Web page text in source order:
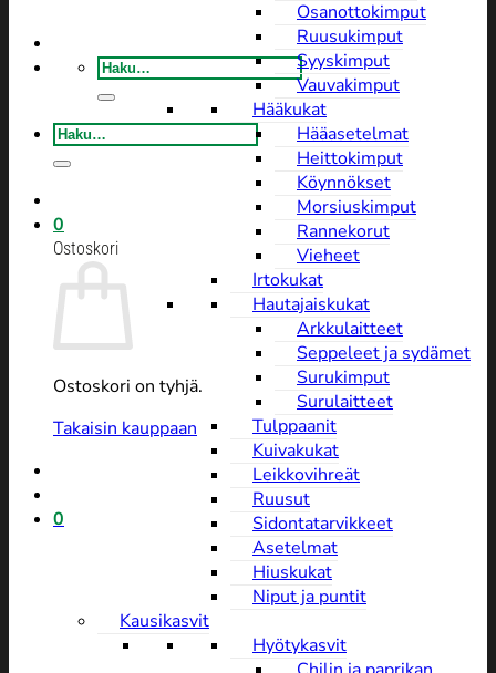
Etsi:
Etsi:
0
Ostoskori
Ostoskori on tyhjä.
Takaisin kauppaan
0
Osanottokimput
Ruusukimput
Syyskimput
Vauvakimput
Hääkukat
Hääasetelmat
Heittokimput
Köynnökset
Morsiuskimput
Rannekorut
Vieheet
Irtokukat
Hautajaiskukat
Arkkulaitteet
Seppeleet ja sydämet
Surukimput
Surulaitteet
Tulppaanit
Kuivakukat
Leikkovihreät
Ruusut
Sidontatarvikkeet
Asetelmat
Hiuskukat
Niput ja puntit
Kausikasvit
Hyötykasvit